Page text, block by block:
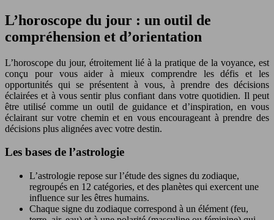
L’horoscope du jour : un outil de
compréhension et d’orientation
L’horoscope du jour, étroitement lié à la pratique de la voyance, est
conçu pour vous aider à mieux comprendre les défis et les
opportunités qui se présentent à vous, à prendre des décisions
éclairées et à vous sentir plus confiant dans votre quotidien. Il peut
être utilisé comme un outil de guidance et d’inspiration, en vous
éclairant sur votre chemin et en vous encourageant à prendre des
décisions plus alignées avec votre destin.
Les bases de l’astrologie
L’astrologie repose sur l’étude des signes du zodiaque,
regroupés en 12 catégories, et des planètes qui exercent une
influence sur les êtres humains.
Chaque signe du zodiaque correspond à un élément (feu,